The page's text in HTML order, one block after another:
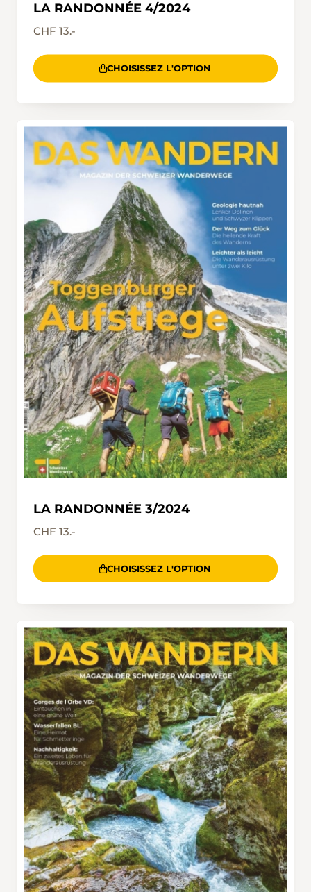
LA RANDONNÉE 4/2024
CHF 13.-
CHOISISSEZ L'OPTION
LA RANDONNÉE 3/2024
CHF 13.-
CHOISISSEZ L'OPTION